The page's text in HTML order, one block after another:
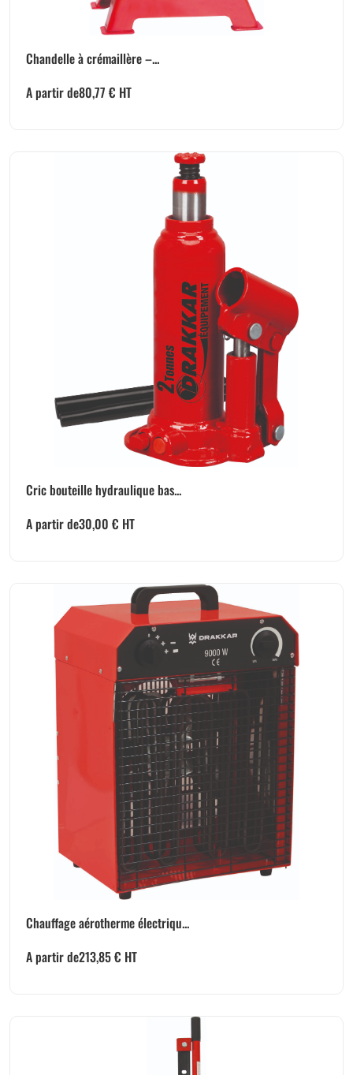
Chandelle à crémaillère –...
A partir de80,77 € HT
Cric bouteille hydraulique bas...
A partir de30,00 € HT
Chauffage aérotherme électriqu...
A partir de213,85€ HT